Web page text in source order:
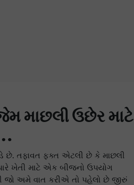
માછલી ઉછેર માટે
છે. તફાવત ફક્ત એટલી છે કે માછલી
ખેતી માટે એક બીજનો ઉપયોગ
જો અમે વાત કરીએ તો પહેલો છે જીરું